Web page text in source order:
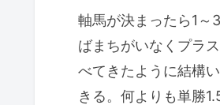
軸馬が決まったら1～
ばまちがいなくプラ
べてきたように結構
きる。何よりも単勝